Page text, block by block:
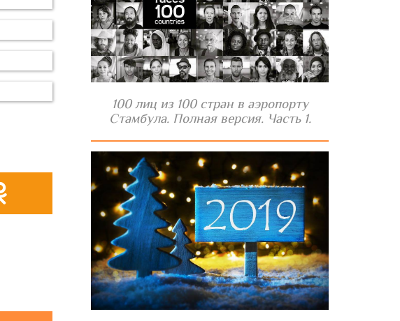
100 лиц из 100 стран в аэропорту
Стамбула. Полная версия. Часть 1.